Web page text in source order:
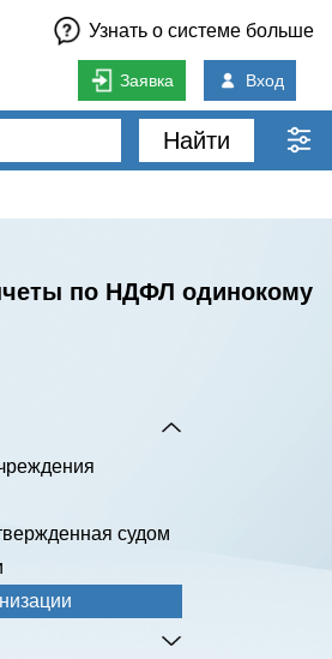
Узнать о системе больше
Заявка Вход
Найти
по НДФЛ одинокому
судом